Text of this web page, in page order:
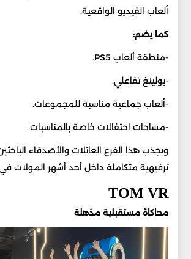
ألعاب الفيديو الواقعية.
كما يضم:
-منطقة ألعاب PS5.
-بولينغ تفاعلي.
-ألعاب جماعية مناسبة للمجموعات.
-مساحات احتفالات خاصة بالمناسبات.
ويجذب هذا الفرع العائلات والأصدقاء
ترفيهية متكاملة داخل أحد أشهر المولات
TOM VR
محاكاة مستقبلية مذهلة